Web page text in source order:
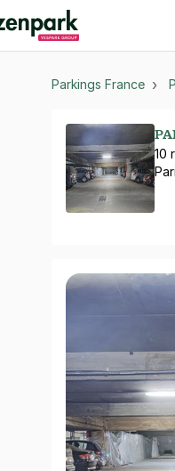
Parkings France
10